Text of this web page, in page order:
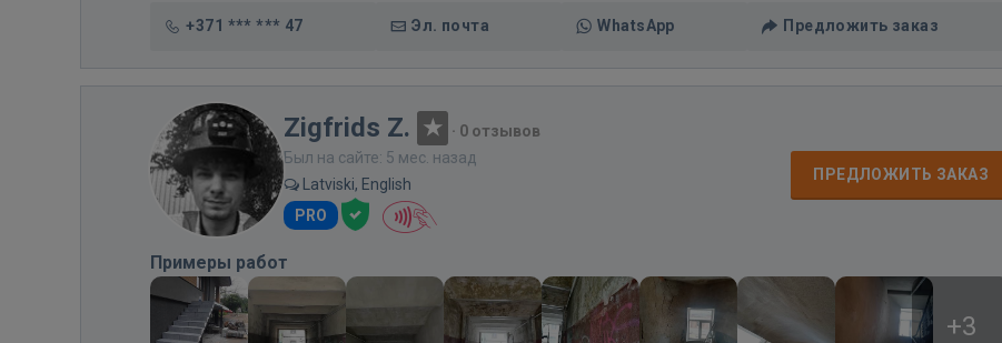
+371 *** *** 47 Эл. почта WhatsApp Предложить заказ
Zigfrids Z. · 0 отзывов
Был на сайте: 5 мес. назад
Latviski, English
PRO
ПРЕДЛОЖИТЬ ЗАКАЗ
Примеры работ
+3